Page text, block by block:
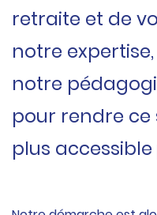
retraite et de
notre
notre
pour rendre ce
plus